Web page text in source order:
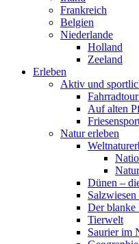
Frankreich
Belgien
Niederlande
Holland
Zeeland
Erleben
Aktiv und
Auf alten
Natur erleben
Dünen –
Der blanke
Tierwelt
Saurier im